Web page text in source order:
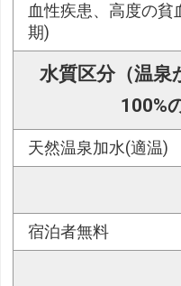
血性疾患、高度の貧
期)
水質区分（温泉
100%
天然温泉加水(適温)
宿泊者無料